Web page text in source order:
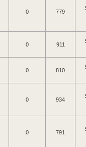
0 779
0 911
0 810
0 934
0 791